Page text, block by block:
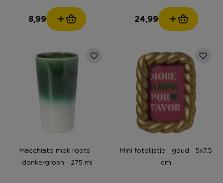
8,99 24,99
Macchiato mok roots -
donkergroen - 275 ml
Mini fotolijstje - goud - 5x7.5
cm